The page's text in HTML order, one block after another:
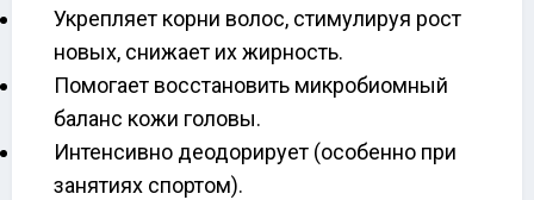
Укрепляет корни волос, стимулируя рост
новых, снижает их жирность.
Помогает восстановить микробиомный
баланс кожи головы.
Интенсивно деодорирует (особенно при
занятиях спортом).